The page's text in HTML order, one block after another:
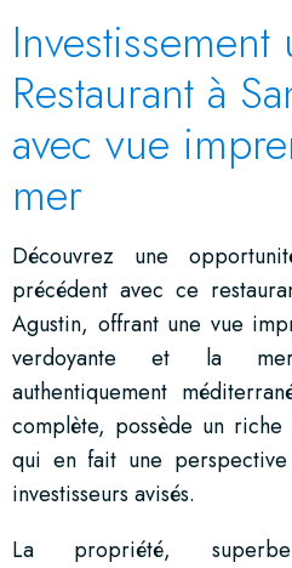
Restaurant à
avec vue
mer
Découvrez une
précédent avec ce
Agustin, offrant une vue
verdoyante et la
authentiquement
complète, possède un
qui en fait une
investisseurs avisés.
La propriété,